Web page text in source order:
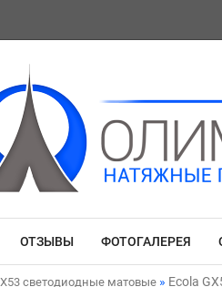
ОТЗЫВЫ ФОТОГАЛЕРЕЯ
светодиодные матовые Ecola